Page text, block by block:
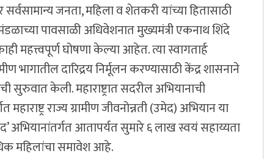
जनता, महिला व शेतकरी यांच्या हितासाठी
पावसाळी अधिवेशनात मुख्यमंत्री एकनाथ शिंदे
महत्त्वपूर्ण घोषणा केल्या आहेत. त्या स्वागतार्ह
भागातील दारिद्रय निर्मूलन करण्यासाठी केंद्र शासनाने
सुरुवात केली. महाराष्ट्रात सदरील अभियानाची
राज्य ग्रामीण जीवनोन्नती (उमेद) अभियान या
आतापर्यत सुमारे ६ लाख स्वयं सहाय्यता
महिलांचा समावेश आहे.